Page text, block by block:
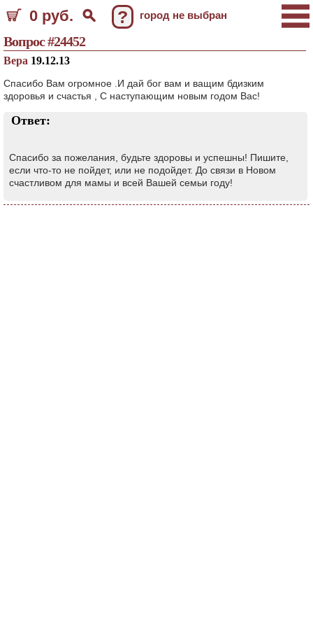
0 руб. ? город не выбран
Вопрос #24452
Вера 19.12.13
Спасибо Вам огромное .И дай бог вам и ващим бдизким
здоровья и счастья , С наступающим новым годом Вас!
Ответ:
Спасибо за пожелания, будьте здоровы и успешны! Пишите,
если что-то не пойдет, или не подойдет. До связи в Новом
счастливом для мамы и всей Вашей семьи году!